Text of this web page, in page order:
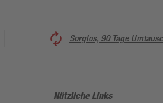
Sorglos, 90 Tage
Nützliche Links